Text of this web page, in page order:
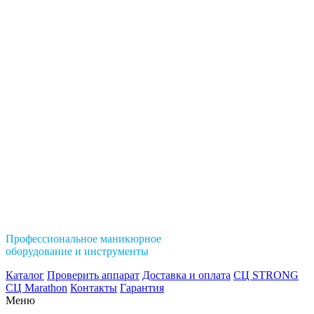
Профессиональное маникюрное
оборудование и инструменты
Каталог Проверить аппарат Доставка и оплата СЦ STRONG
СЦ Marathon Контакты Гарантия
Меню